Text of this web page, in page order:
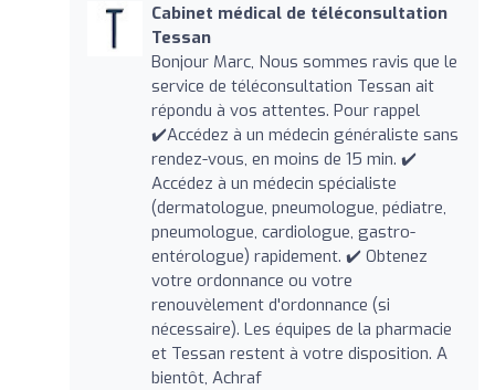
Cabinet médical de téléconsultation
Tessan
Bonjour Marc, Nous sommes ravis que le
service de téléconsultation Tessan ait
répondu à vos attentes. Pour rappel
✔️Accédez à un médecin généraliste sans
rendez-vous, en moins de 15 min. ✔️
Accédez à un médecin spécialiste
(dermatologue, pneumologue, pédiatre,
pneumologue, cardiologue, gastro-
entérologue) rapidement. ✔️ Obtenez
votre ordonnance ou votre
renouvèlement d'ordonnance (si
nécessaire). Les équipes de la pharmacie
et Tessan restent à votre disposition. A
bientôt, Achraf